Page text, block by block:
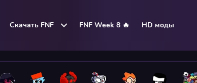
Скачать FNF FNF Week 8 🔥 HD моды